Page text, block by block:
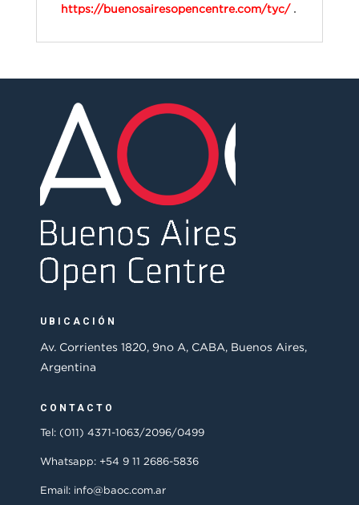
https://buenosairesopencentre.com/tyc/.
UBICACIÓN
Av. Corrientes 1820, 9no A, CABA, Buenos Aires,
Argentina
CONTACTO
Tel: (011) 4371-1063/2096/0499
Whatsapp: +54 9 11 2686-5836
Email: info@baoc.com.ar